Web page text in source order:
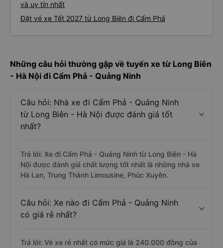
và uy tín nhất
Đặt vé xe Tết 2027 từ Long Biên đi Cẩm Phả
Những câu hỏi thường gặp về tuyến xe từ Long Biên
- Hà Nội đi Cẩm Phả - Quảng Ninh
Câu hỏi: Nhà xe đi Cẩm Phả - Quảng Ninh
từ Long Biên - Hà Nội được đánh giá tốt
nhất?
Trả lời: Xe đi Cẩm Phả - Quảng Ninh từ Long Biên - Hà
Nội được đánh giá chất lượng tốt nhất là những nhà xe
Hà Lan, Trung Thành Limousine, Phúc Xuyên.
Câu hỏi: Xe nào đi Cẩm Phả - Quảng Ninh
có giá rẻ nhất?
Trả lời: Vé xe rẻ nhất có mức giá là 240.000 đồng của